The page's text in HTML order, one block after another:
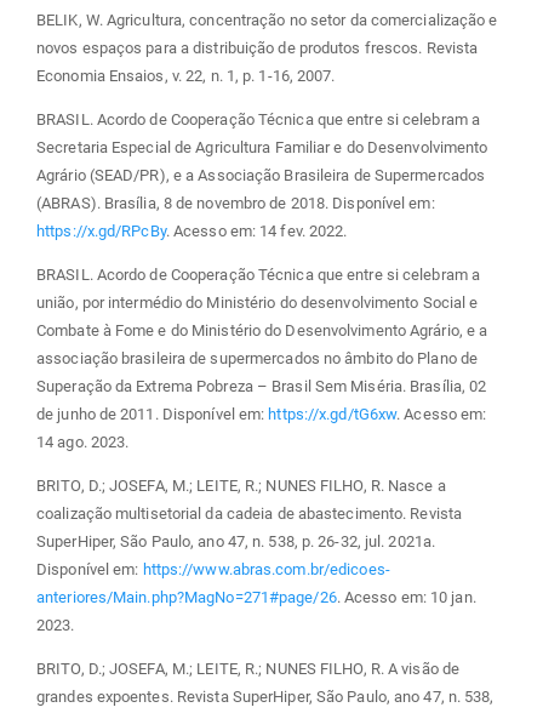
BELIK, W. Agricultura, concentração no setor da comercialização e
novos espaços para a distribuição de produtos frescos. Revista
Economia Ensaios, v. 22, n. 1, p. 1-16, 2007.
BRASIL. Acordo de Cooperação Técnica que entre si celebram a
Secretaria Especial de Agricultura Familiar e do Desenvolvimento
Agrário (SEAD/PR), e a Associação Brasileira de Supermercados
(ABRAS). Brasília, 8 de novembro de 2018. Disponível em:
https://x.gd/RPcBy. Acesso em: 14 fev. 2022.
BRASIL. Acordo de Cooperação Técnica que entre si celebram a
união, por intermédio do Ministério do desenvolvimento Social e
Combate à Fome e do Ministério do Desenvolvimento Agrário, e a
associação brasileira de supermercados no âmbito do Plano de
Superação da Extrema Pobreza – Brasil Sem Miséria. Brasília, 02
de junho de 2011. Disponível em: https://x.gd/tG6xw. Acesso em:
14 ago. 2023.
BRITO, D.; JOSEFA, M.; LEITE, R.; NUNES FILHO, R. Nasce a
coalização multisetorial da cadeia de abastecimento. Revista
SuperHiper, São Paulo, ano 47, n. 538, p. 26-32, jul. 2021a.
Disponível em: https://www.abras.com.br/edicoes-
anteriores/Main.php?MagNo=271#page/26. Acesso em: 10 jan.
2023.
BRITO, D.; JOSEFA, M.; LEITE, R.; NUNES FILHO, R. A visão de
grandes expoentes. Revista SuperHiper, São Paulo, ano 47, n. 538,